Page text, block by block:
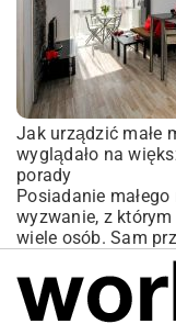
Jak urządzić małe
wyglądało na
porady
Posiadanie
wyzwanie, z
wiele osób. Sam